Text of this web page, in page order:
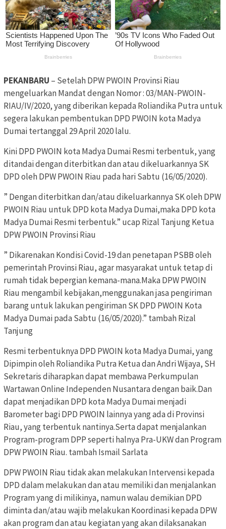
PEKANBARU – Setelah DPW PWOIN Provinsi Riau
mengeluarkan Mandat dengan Nomor : 03/MAN-PWOIN-
RIAU/IV/2020, yang diberikan kepada Roliandika Putra untuk
segera lakukan pembentukan DPD PWOIN kota Madya
Dumai tertanggal 29 April 2020 lalu.
Kini DPD PWOIN kota Madya Dumai Resmi terbentuk, yang
ditandai dengan diterbitkan dan atau dikeluarkannya SK
DPD oleh DPW PWOIN Riau pada hari Sabtu (16/05/2020).
” Dengan diterbitkan dan/atau dikeluarkannya SK oleh DPW
PWOIN Riau untuk DPD kota Madya Dumai,maka DPD kota
Madya Dumai Resmi terbentuk.” ucap Rizal Tanjung Ketua
DPW PWOIN Provinsi Riau
” Dikarenakan Kondisi Covid-19 dan penetapan PSBB oleh
pemerintah Provinsi Riau, agar masyarakat untuk tetap di
rumah tidak bepergian kemana-mana.Maka DPW PWOIN
Riau mengambil kebijakan,menggunakan jasa pengiriman
barang untuk lakukan pengiriman SK DPD PWOIN Kota
Madya Dumai pada Sabtu (16/05/2020).” tambah Rizal
Tanjung
Resmi terbentuknya DPD PWOIN kota Madya Dumai, yang
Dipimpin oleh Roliandika Putra Ketua dan Andri Wijaya, SH
Sekretaris diharapkan dapat membawa Perkumpulan
Wartawan Online Independen Nusantara dengan baik.Dan
dapat menjadikan DPD kota Madya Dumai menjadi
Barometer bagi DPD PWOIN lainnya yang ada di Provinsi
Riau, yang terbentuk nantinya.Serta dapat menjalankan
Program-program DPP seperti halnya Pra-UKW dan Program
DPW PWOIN Riau. tambah Ismail Sarlata
DPW PWOIN Riau tidak akan melakukan Intervensi kepada
DPD dalam melakukan dan atau memiliki dan menjalankan
Program yang di milikinya, namun walau demikian DPD
diminta dan/atau wajib melakukan Koordinasi kepada DPW
akan program dan atau kegiatan yang akan dilaksanakan